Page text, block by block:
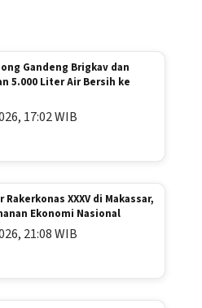
Gandeng Brigkav dan
5.000 Liter Air Bersih ke
17:02 WIB
Rakerkonas XXXV di Makassar,
Ekonomi Nasional
21:08 WIB